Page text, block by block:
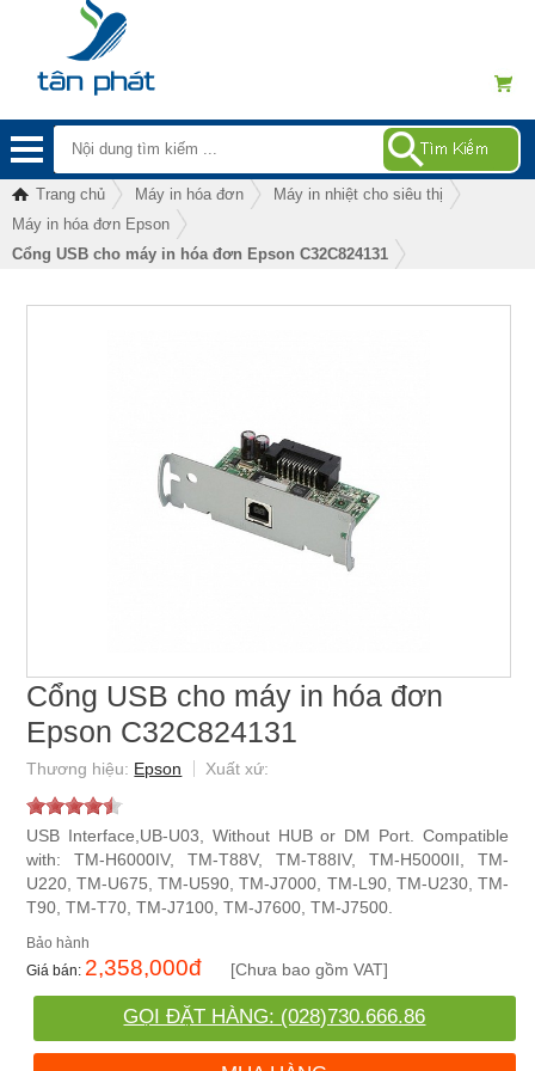
Trang chủ Máy in hóa đơn
Máy in nhiệt cho siêu thị
Máy in hóa đơn Epson
Cổng USB cho máy in hóa đơn Epson C32C824131
Cổng USB cho máy in hóa đơn
Epson C32C824131
Epson
USB Interface,UB-U03, Without HUB or DM Port. Compatible
with: TM-H6000IV, TM-T88V, TM-T88IV, TM-H5000II, TM-
U220, TM-U675, TM-U590, TM-J7000, TM-L90, TM-U230, TM-
T90, TM-T70, TM-J7100, TM-J7600, TM-J7500.
2,358,000đ [Chưa bao gồm VAT]
GỌI ĐẶT HÀNG: (028)730.666.86